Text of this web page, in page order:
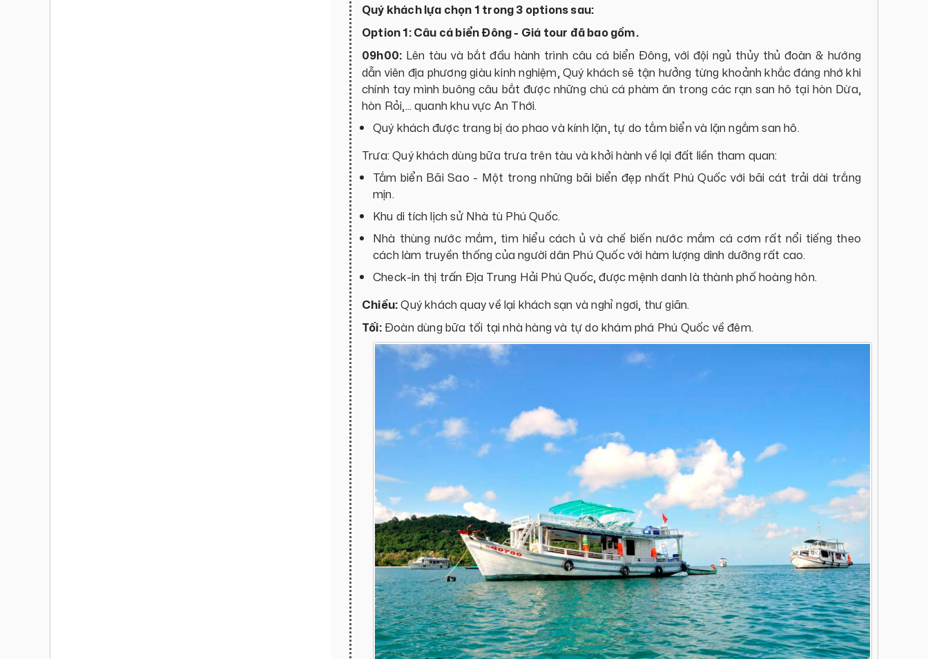
Quý khách lựa chọn 1 trong 3 options sau:
Option 1: Câu cá biển Đông - Giá tour đã bao gồm.
09h00: Lên tàu và bắt đầu hành trình câu cá biển Đông, với đội ngủ thủy thủ đoàn & hướng
dẫn viên địa phương giàu kinh nghiệm, Quý khách sẽ tận hưởng từng khoảnh khắc đáng nhớ khi
chính tay mình buông câu bắt được những chú cá phàm ăn trong các rạn san hô tại hòn Dừa,
hòn Rỏi,… quanh khu vực An Thới.
Quý khách được trang bị áo phao và kính lặn, tự do tắm biển và lặn ngắm san hô.
Trưa: Quý khách dùng bữa trưa trên tàu và khởi hành về lại đất liền tham quan:
Tắm biển Bãi Sao - Một trong những bãi biển đẹp nhất Phú Quốc với bãi cát trải dài trắng
mịn.
Khu di tích lịch sử Nhà tù Phú Quốc.
Nhà thùng nước mắm, tìm hiểu cách ủ và chế biến nước mắm cá cơm rất nổi tiếng theo
cách làm truyền thống của người dân Phú Quốc với hàm lượng dinh dưỡng rất cao.
Check-in thị trấn Địa Trung Hải Phú Quốc, được mệnh danh là thành phố hoàng hôn.
Chiều:Quý khách quay về lại khách sạn và nghỉ ngơi, thư giãn.
Tối:Đoàn dùng bữa tối tại nhà hàng và tự do khám phá Phú Quốc về đêm.